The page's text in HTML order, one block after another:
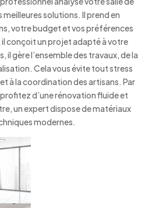
meilleures solutions. Il prend en
votre budget et vos préférences
conçoit un projet adapté à votre
il gère l’ensemble des travaux, de la
Cela vous évite tout stress
à la coordination des artisans. Par
d’une rénovation fluide et
un expert dispose de matériaux
modernes.